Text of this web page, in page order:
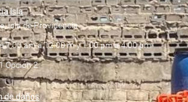
Isla
Isla de Providencia
7:00 am a 12:00 m y 1:00 pm a 4:00 pm
Opción 2
de daños